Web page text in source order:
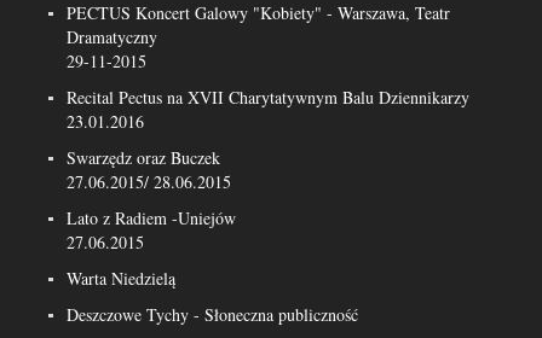
PECTUS Koncert Galowy "Kobiety" - Warszawa, Teatr
Dramatyczny
29-11-2015
Recital Pectus na XVII Charytatywnym Balu Dziennikarzy
23.01.2016
Swarzędz oraz Buczek
27.06.2015/ 28.06.2015
Lato z Radiem -Uniejów
27.06.2015
Warta Niedzielą
Deszczowe Tychy - Słoneczna publiczność